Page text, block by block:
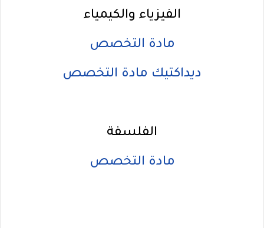
الفيزياء والكيمياء
مادة التخصص
ديداكتيك مادة التخصص
الفلسفة
مادة التخصص